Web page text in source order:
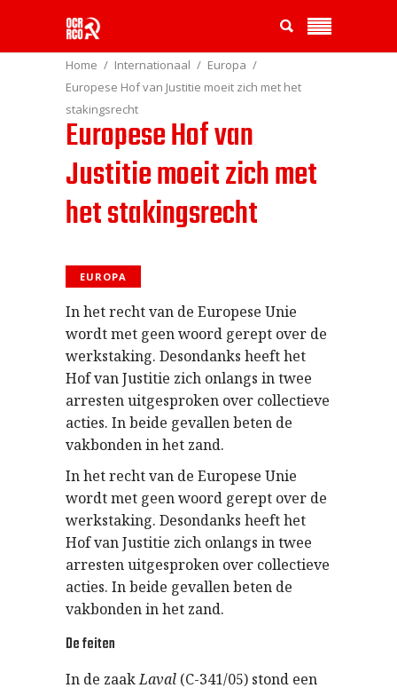
Home Internationaal
Europa
Europese Hof van Justitie moeit zich met het
stakingsrecht
Europese Hof van
Justitie moeit zich met
het stakingsrecht
EUROPA
In het recht van de Europese Unie
wordt met geen woord gerept over de
werkstaking. Desondanks heeft het
Hof van Justitie zich onlangs in twee
arresten uitgesproken over collectieve
acties. In beide gevallen beten de
vakbonden in het zand.
In het recht van de Europese Unie
wordt met geen woord gerept over de
werkstaking. Desondanks heeft het
Hof van Justitie zich onlangs in twee
arresten uitgesproken over collectieve
acties. In beide gevallen beten de
vakbonden in het zand.
De feiten
In de zaakLaval (C-341/05) stond een